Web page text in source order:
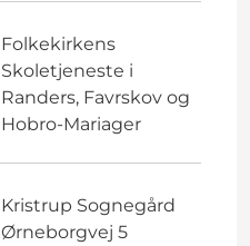
Folkekirkens
Skoletjeneste i
Randers, Favrskov og
Hobro-Mariager
Kristrup Sognegård
Ørneborgvej 5